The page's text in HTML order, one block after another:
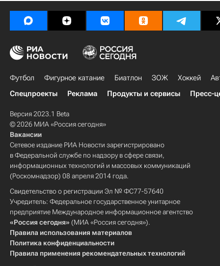
Футбол Фигурное катание Биатлон ЗОЖ Хоккей
Спецпроекты
Реклама Продукты и сервисы Пресс-
Версия 2023.1 Beta
© 2026 МИА «Россия сегодня»
Вакансии
Сетевое издание РИА Новости зарегистрировано
в Федеральной службе по надзору в сфере связи,
информационных технологий и массовых коммуникаций
(Роскомнадзор) 08 апреля 2014 года.
Свидетельство о регистрации Эл № ФС77-57640
Учредитель: Федеральное государственное унитарное
предприятие Международное информационное агентство
«Россия сегодня» (МИА «Россия сегодня»).
Правила использования материалов
Политика конфиденциальности
Правила применения рекомендательных технологий